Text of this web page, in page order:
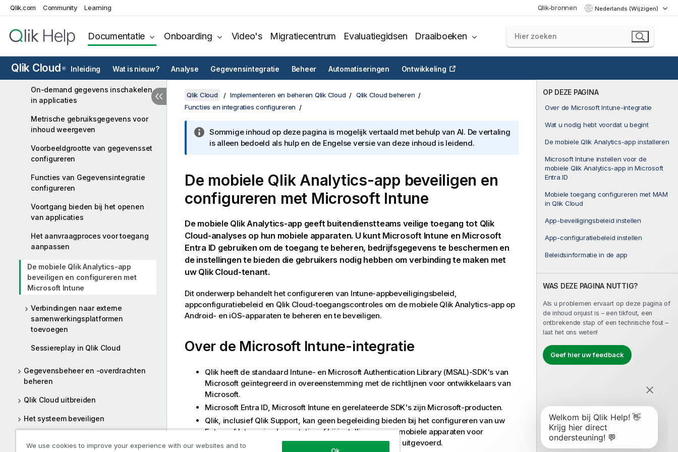
Qlik.com Community Learning Qlik-bronnen Nederlands (Wijzigen)
Documentatie Onboarding Video's Migratiecentrum Evaluatiegidsen Draaiboeken
Qlik Cloud ® Inleiding Wat is nieuw? Analyse Gegevensintegratie Beheer Automatiseringen Ontwikkeling
en meldingen
Aanmaken van opmerkingen
inschakelen
Qlik Analytics-app
On-demand gegevens inschakelen
in applicaties
Metrische gebruiksgegevens voor
inhoud weergeven
Voorbeeldgrootte van gegevensset
configureren
Functies van Gegevensintegratie
configureren
Voortgang bieden bij het openen
van applicaties
Het aanvraagproces voor toegang
aanpassen
De mobiele Qlik Analytics-app
beveiligen en configureren met
Microsoft Intune
Verbindingen naar externe
samenwerkingsplatformen
toevoegen
Sessiereplay in Qlik Cloud
Gegevensbeheer en -overdrachten
beheren
Qlik Cloud uitbreiden
Het systeem beveiligen
- Qlik Talend Cloud abonnementen
OP DEZE PAGINA
Over de Microsoft Intune-integratie
Wat u nodig hebt voordat u begint
De mobiele Qlik Analytics-app installeren
Microsoft Intune instellen voor de
mobiele Qlik Analytics-app in Microsoft
Entra ID
Mobiele toegang configureren met MAM
in Qlik Cloud
App-beveiligingsbeleid instellen
App-configuratiebeleid instellen
Beleidsinformatie in de app
WAS DEZE PAGINA NUTTIG?
Als u problemen ervaart op deze pagina of
de inhoud onjuist is – een tikfout, een
ontbrekende stap of een technische fout –
laat het ons weten!
Geef hier uw feedback
Qlik Cloud Implementeren en beheren Qlik Cloud
Qlik Cloud beheren
Functies en integraties configureren
Sommige inhoud op deze pagina is mogelijk vertaald met behulp van AI. De vertaling
is alleen bedoeld als hulp en de Engelse versie van deze inhoud is leidend.
De mobiele Qlik Analytics-app beveiligen en
configureren met Microsoft Intune
De mobiele Qlik Analytics-app geeft buitendienstteams veilige toegang tot Qlik
Cloud-analyses op hun mobiele apparaten. U kunt Microsoft Intune en Microsoft
Entra ID gebruiken om de toegang te beheren, bedrijfsgegevens te beschermen en
de instellingen te bieden die gebruikers nodig hebben om verbinding te maken met
uw Qlik Cloud-tenant.
Dit onderwerp behandelt het configureren van Intune-appbeveiligingsbeleid,
appconfiguratiebeleid en Qlik Cloud-toegangscontroles om de mobiele Qlik Analytics-app op
Android- en iOS-apparaten te beheren en te beveiligen.
Over de Microsoft Intune-integratie
Qlik heeft de standaard Intune- en Microsoft Authentication Library (MSAL)-SDK's van
Microsoft geïntegreerd in overeenstemming met de richtlijnen voor ontwikkelaars van
Microsoft.
Microsoft Entra ID, Microsoft Intune en gerelateerde SDK's zijn Microsoft-producten.
Qlik, inclusief Qlik Support, kan geen begeleiding bieden bij het configureren van uw
Entra- ofIntune-implementatie, of bij instellingen voor mobiele apparaten voor
apparaten waarop de mobieleQlik Analytics-app wordt uitgevoerd.
We use cookies to improve your experience with our websites and to